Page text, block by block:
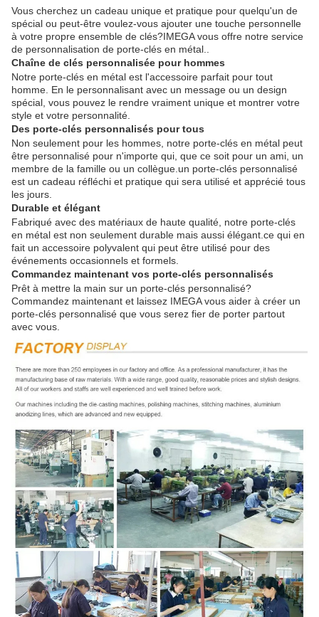
Vous cherchez un cadeau unique et pratique pour quelqu'un de
spécial ou peut-être voulez-vous ajouter une touche personnelle
à votre propre ensemble de clés?IMEGA vous offre notre service
de personnalisation de porte-clés en métal..
Chaîne de clés personnalisée pour hommes
Notre porte-clés en métal est l'accessoire parfait pour tout
homme. En le personnalisant avec un message ou un design
spécial, vous pouvez le rendre vraiment unique et montrer votre
style et votre personnalité.
Des porte-clés personnalisés pour tous
Non seulement pour les hommes, notre porte-clés en métal peut
être personnalisé pour n'importe qui, que ce soit pour un ami, un
membre de la famille ou un collègue.un porte-clés personnalisé
est un cadeau réfléchi et pratique qui sera utilisé et apprécié tous
les jours.
Durable et élégant
Fabriqué avec des matériaux de haute qualité, notre porte-clés
en métal est non seulement durable mais aussi élégant.ce qui en
fait un accessoire polyvalent qui peut être utilisé pour des
événements occasionnels et formels.
Commandez maintenant vos porte-clés personnalisés
Prêt à mettre la main sur un porte-clés personnalisé?
Commandez maintenant et laissez IMEGA vous aider à créer un
porte-clés personnalisé que vous serez fier de porter partout
avec vous.